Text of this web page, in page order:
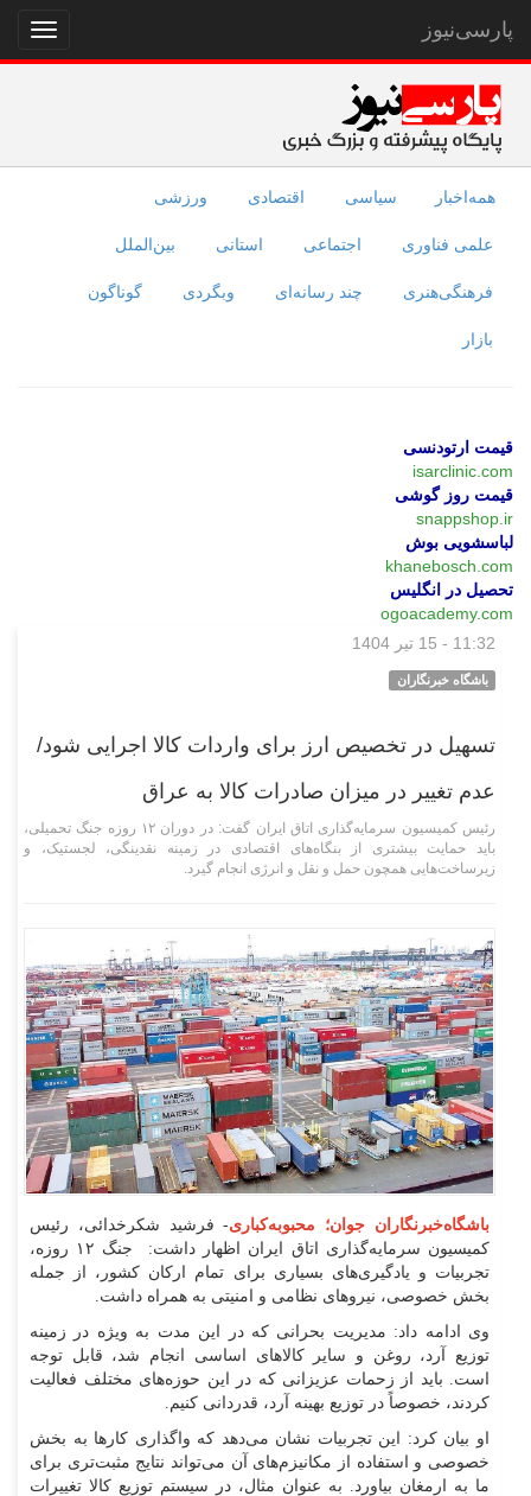
نمایش
منو
پارسی‌نیوز
همه‌اخبار سیاسی اقتصادی ورزشی
علمی فناوری اجتماعی استانی بین‌الملل
فرهنگی‌هنری چند رسانه‌ای وبگردی گوناگون
بازار
قیمت ارتودنسی
isarclinic.com
قیمت روز گوشی
snappshop.ir
لباسشویی بوش
khanebosch.com
تحصیل در انگلیس
ogoacademy.com
11:32 - 15 تیر 1404
باشگاه خبرنگاران
تسهیل در تخصیص ارز برای واردات کالا اجرایی شود/
عدم تغییر در میزان صادرات کالا به عراق
رئیس کمیسیون سرمایه‌گذاری اتاق ایران گفت: در دوران ۱۲ روزه جنگ تحمیلی،
باید حمایت بیشتری از بنگاه‌های اقتصادی در زمینه نقدینگی، لجستیک، و
زیرساخت‌هایی همچون حمل و نقل و انرژی انجام گیرد.
باشگاه‌خبرنگاران جوان؛ محبوبه‌کباری- فرشید شکرخدائی، رئیس
کمیسیون سرمایه‌گذاری اتاق ایران اظهار داشت: جنگ ۱۲ روزه،
تجربیات و یادگیری‌های بسیاری برای تمام ارکان کشور، از جمله
بخش خصوصی، نیروهای نظامی و امنیتی به همراه داشت.
وی ادامه داد: مدیریت بحرانی که در این مدت به ویژه در زمینه
توزیع آرد، روغن و سایر کالاهای اساسی انجام شد، قابل توجه
است. باید از زحمات عزیزانی که در این حوزه‌های مختلف فعالیت
کردند، خصوصاً در توزیع بهینه آرد، قدردانی کنیم.
او بیان کرد: این تجربیات نشان می‌دهد که واگذاری کارها به بخش
خصوصی و استفاده از مکانیزم‌های آن می‌تواند نتایج مثبت‌تری برای
ما به ارمغان بیاورد. به عنوان مثال، در سیستم توزیع کالا تغییرات